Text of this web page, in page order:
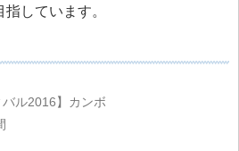
しています。
ル2016】カンボ